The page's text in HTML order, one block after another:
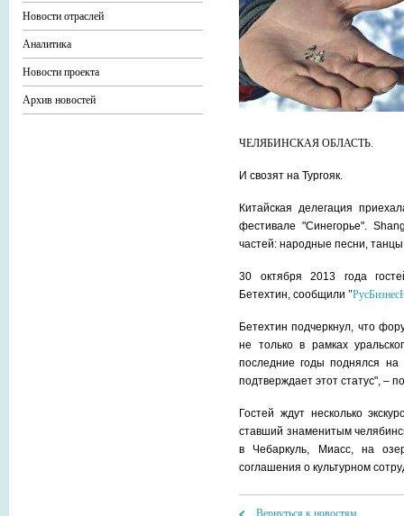
Новости отраслей
Аналитика
Новости проекта
Архив новостей
ЧЕЛЯБИНСКАЯ ОБЛАСТЬ.
И свозят на Тургояк.
Китайская делегация
фестивале "Синегорье".
частей: народные песни,
30 октября 2013 года
Бетехтин, сообщили "
Бетехтин подчеркнул, что
не только в рамках
последние годы поднялся на
подтверждает этот статус", –
Гостей ждут несколько
ставший знаменитым
в Чебаркуль, Миасс, на
соглашения о культурном